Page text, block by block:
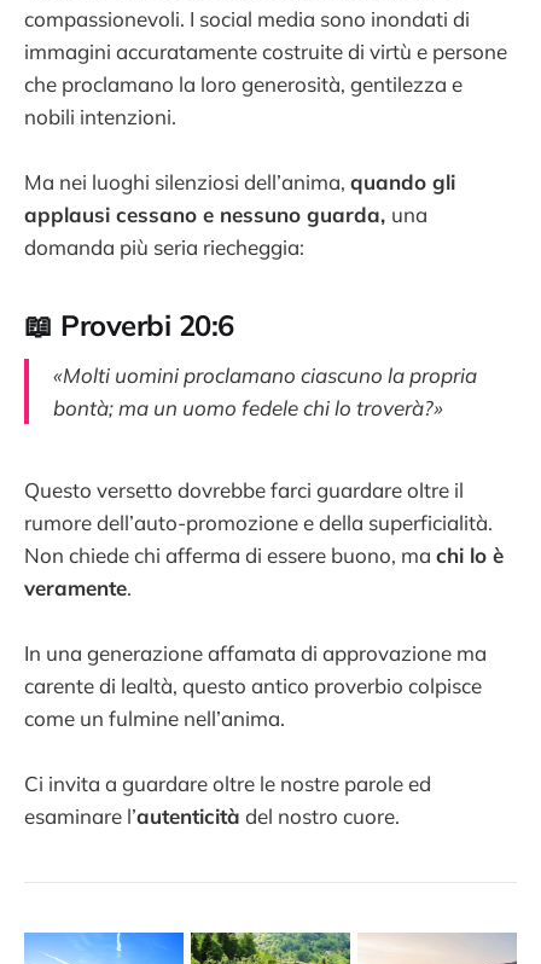
compassionevoli. I social media sono inondati di
immagini accuratamente costruite di virtù e persone
che proclamano la loro generosità, gentilezza e
nobili intenzioni.
Ma nei luoghi silenziosi dell’anima, quando gli
applausi cessano e nessuno guarda, una
domanda più seria riecheggia:
📖 Proverbi 20:6
«Molti uomini proclamano ciascuno la propria
bontà; ma un uomo fedele chi lo troverà?»
Questo versetto dovrebbe farci guardare oltre il
rumore dell’auto-promozione e della superficialità.
Non chiede chi afferma di essere buono, ma chi lo è
veramente.
In una generazione affamata di approvazione ma
carente di lealtà, questo antico proverbio colpisce
come un fulmine nell’anima.
Ci invita a guardare oltre le nostre parole ed
esaminare l’autenticità del nostro cuore.